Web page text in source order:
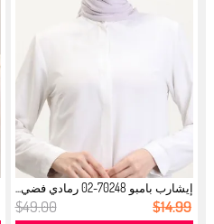
إيشارب بامبو 70248-02 رمادي فضي...
$49.00 $14.99